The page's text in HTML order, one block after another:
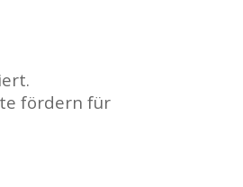
fördern für